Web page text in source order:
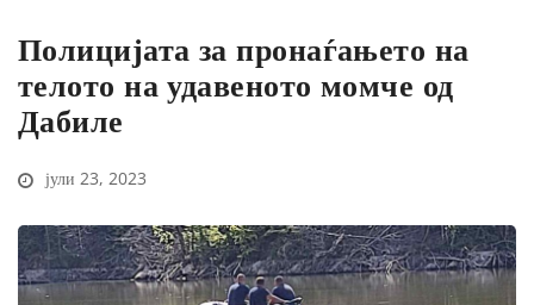
Полицијата за пронаѓањето на
телото на удавеното момче од
Дабиле
јули 23, 2023